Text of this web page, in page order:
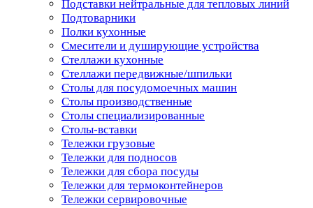
Подставки нейтральные для тепловых линий
Подтоварники
Полки кухонные
Смесители и душирующие устройства
Стеллажи кухонные
Стеллажи передвижные/шпильки
Столы для посудомоечных машин
Столы производственные
Столы специализированные
Столы-вставки
Тележки грузовые
Тележки для подносов
Тележки для сбора посуды
Тележки для термоконтейнеров
Тележки сервировочные